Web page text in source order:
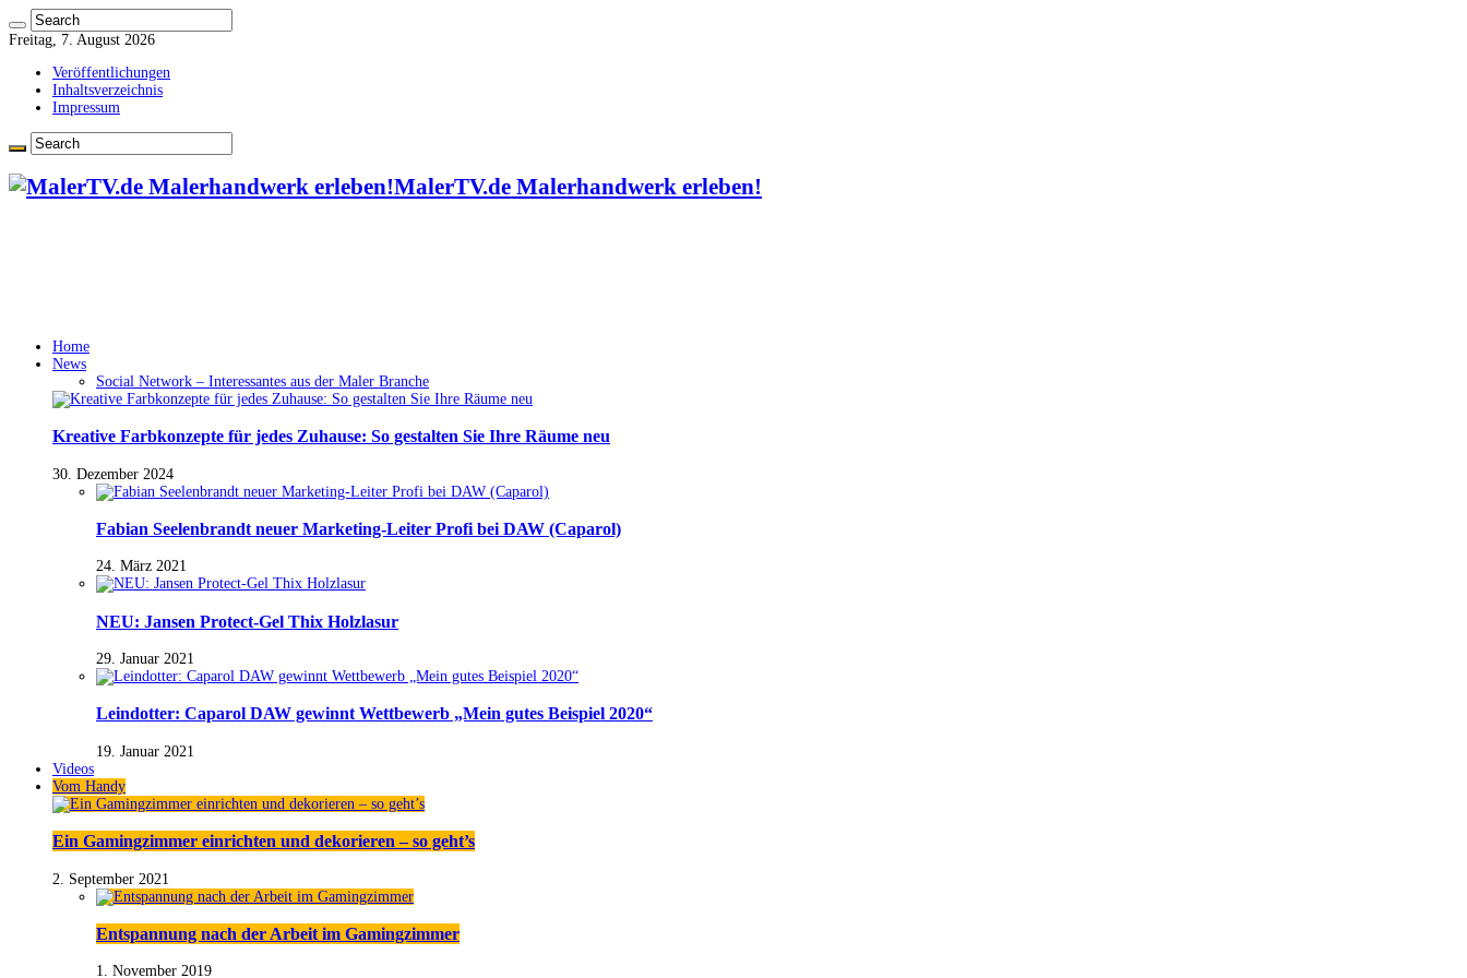
Freitag, 7. August 2026
Veröffentlichungen
Inhaltsverzeichnis
Impressum
MalerTV.de Malerhandwerk erleben!
Home
News
Social Network – Interessantes aus der Maler Branche
Kreative Farbkonzepte für jedes Zuhause: So gestalten Sie Ihre Räume neu
30. Dezember 2024
Fabian Seelenbrandt neuer Marketing-Leiter Profi bei DAW (Caparol)
24. März 2021
NEU: Jansen Protect-Gel Thix Holzlasur
29. Januar 2021
Leindotter: Caparol DAW gewinnt Wettbewerb „Mein gutes Beispiel 2020“
19. Januar 2021
Videos
Vom Handy
Ein Gamingzimmer einrichten und dekorieren – so geht’s
2. September 2021
Entspannung nach der Arbeit im Gamingzimmer
1. November 2019